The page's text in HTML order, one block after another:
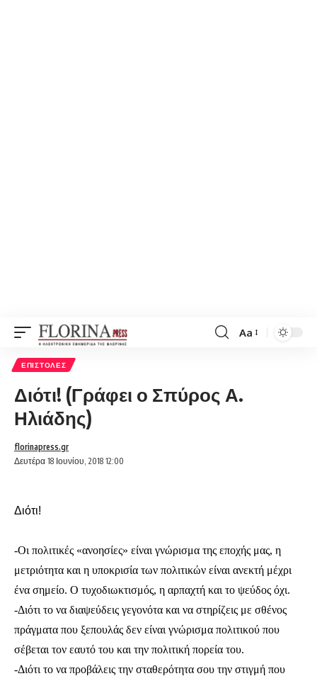
Font
Aa
ΕΠΙΣΤΟΛΈΣ
Διότι! (Γράφει ο Σπύρος Α.
Ηλιάδης)
Δευτέρα 18 Ιουνίου, 2018 12:00
florinapress.gr
Διότι!
-Οι πολιτικές «ανοησίες» είναι γνώρισμα της εποχής μας, η
μετριότητα και η υποκρισία των πολιτικών είναι ανεκτή μέχρι
ένα σημείο. Ο τυχοδιωκτισμός, η αρπαχτή και το ψεύδος όχι.
-Διότι το να διαψεύδεις γεγονότα και να στηρίζεις με σθένος
πράγματα που ξεπουλάς δεν είναι γνώρισμα πολιτικού που
σέβεται τον εαυτό του και την πολιτική πορεία του.
-Διότι το να προβάλεις την σταθερότητα σου την στιγμή που